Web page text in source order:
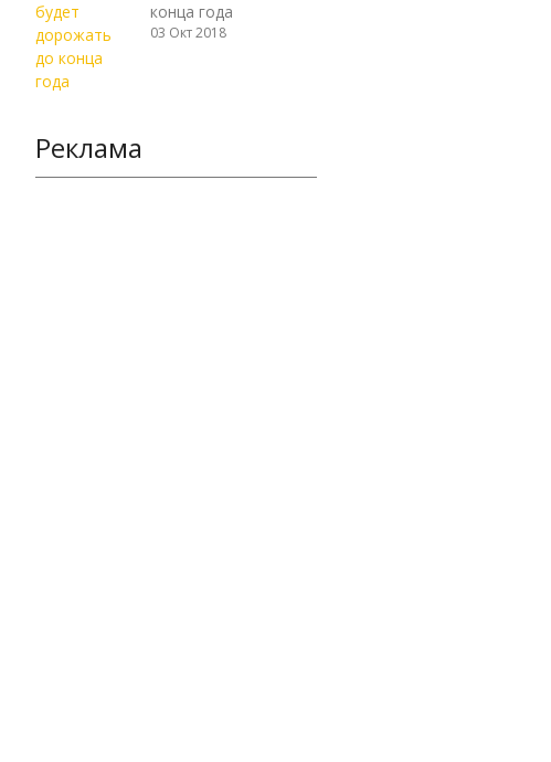
конца года
03 Окт 2018
Реклама